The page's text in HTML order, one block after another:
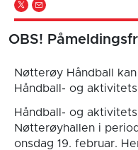
OBS!
Nøtterøy Håndball
Håndball- og
Håndball- og
Nøtterøyhallen i
onsdag 19. februar.